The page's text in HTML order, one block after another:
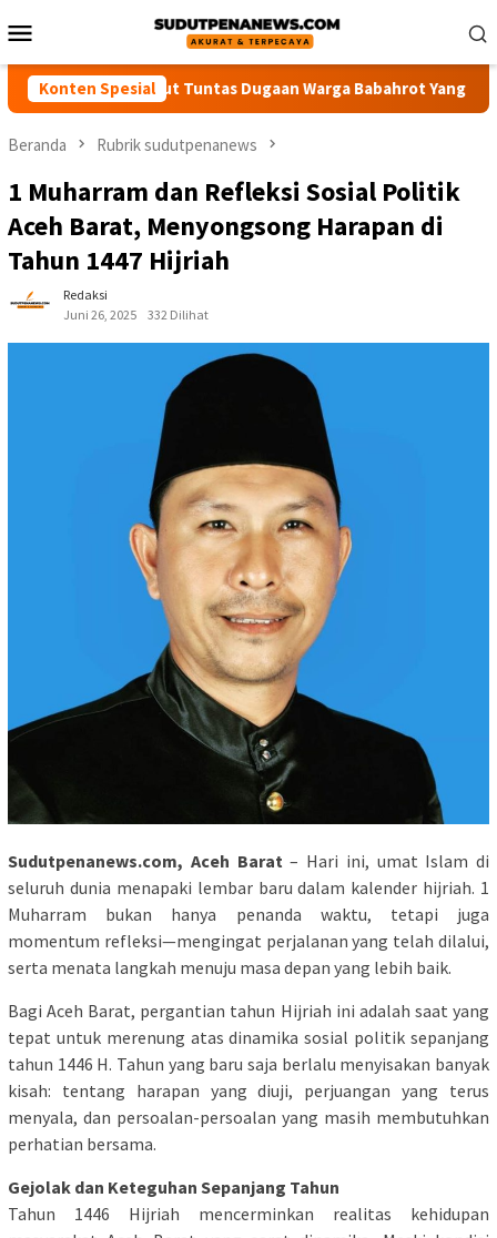
ke
Mobile
Konten Spesial
Polisi Usut Tuntas Dugaan Warga Babahrot Yang Hilang
Beranda Rubrik sudutpenanews
1 Muharram dan Refleksi Sosial Politik
Aceh Barat, Menyongsong Harapan di
Tahun 1447 Hijriah
Redaksi
Juni 26, 2025
332 Dilihat
Sudutpenanews.com, Aceh Barat– Hari ini, umat Islam di
seluruh dunia menapaki lembar baru dalam kalender hijriah. 1
Muharram bukan hanya penanda waktu, tetapi juga
momentum refleksi—mengingat perjalanan yang telah dilalui,
serta menata langkah menuju masa depan yang lebih baik.
Bagi Aceh Barat, pergantian tahun Hijriah ini adalah saat yang
tepat untuk merenung atas dinamika sosial politik sepanjang
tahun 1446 H. Tahun yang baru saja berlalu menyisakan banyak
kisah: tentang harapan yang diuji, perjuangan yang terus
menyala, dan persoalan-persoalan yang masih membutuhkan
perhatian bersama.
Gejolak dan Keteguhan Sepanjang Tahun
Tahun 1446 Hijriah mencerminkan realitas kehidupan